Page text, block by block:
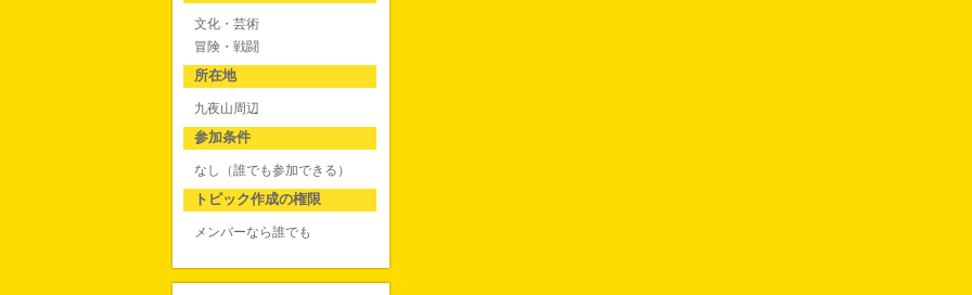
文化・芸術
冒険・戦闘
所在地
九夜山周辺
参加条件
なし（誰でも参加できる）
トピック作成の権限
メンバーなら誰でも